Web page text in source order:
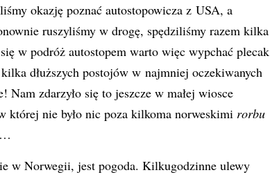
okazję poznać autostopowicza z USA, a
ruszyliśmy w drogę, spędziliśmy razem kilka
w podróż autostopem warto więc wypchać plecak
dłuższych postojów w najmniej oczekiwanych
zdarzyło się to jeszcze w małej wiosce
której nie było nic poza kilkoma norweskimi rorbu
w Norwegii, jest pogoda. Kilkugodzinne ulewy